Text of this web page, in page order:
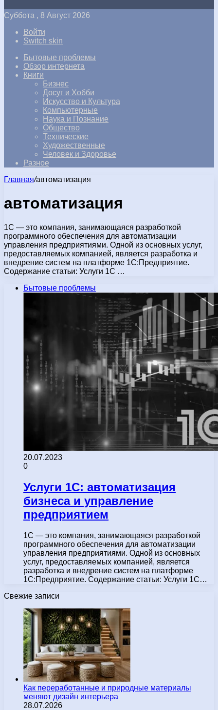
Суббота , 8 Август 2026
Войти
Switch skin
Бытовые проблемы
Обзор интернета
Книги
Бизнес
Досуг и Хобби
Искусство и Культура
Компьютерные
Наука и Познание
Общество
Технические
Художественные
Человек и Здоровье
Разное
Главная/автоматизация
автоматизация
1С — это компания, занимающаяся разработкой
программного обеспечения для автоматизации
управления предприятиями. Одной из основных услуг,
предоставляемых компанией, является разработка и
внедрение систем на платформе 1С:Предприятие.
Содержание статьи: Услуги 1С …
Бытовые проблемы
20.07.2023
0
Услуги 1С: автоматизация
бизнеса и управление
предприятием
1С — это компания, занимающаяся разработкой
программного обеспечения для автоматизации
управления предприятиями. Одной из основных
услуг, предоставляемых компанией, является
разработка и внедрение систем на платформе
1С:Предприятие. Содержание статьи: Услуги 1С…
Свежие записи
Как переработанные и природные материалы
меняют дизайн интерьера
28.07.2026